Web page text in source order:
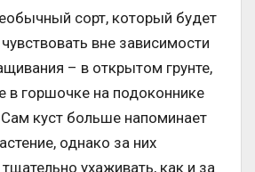
сорт, который будет
вне зависимости
– в открытом грунте,
в горшочке на подоконнике
куст больше напоминает
однако за них
ухаживать, как и за